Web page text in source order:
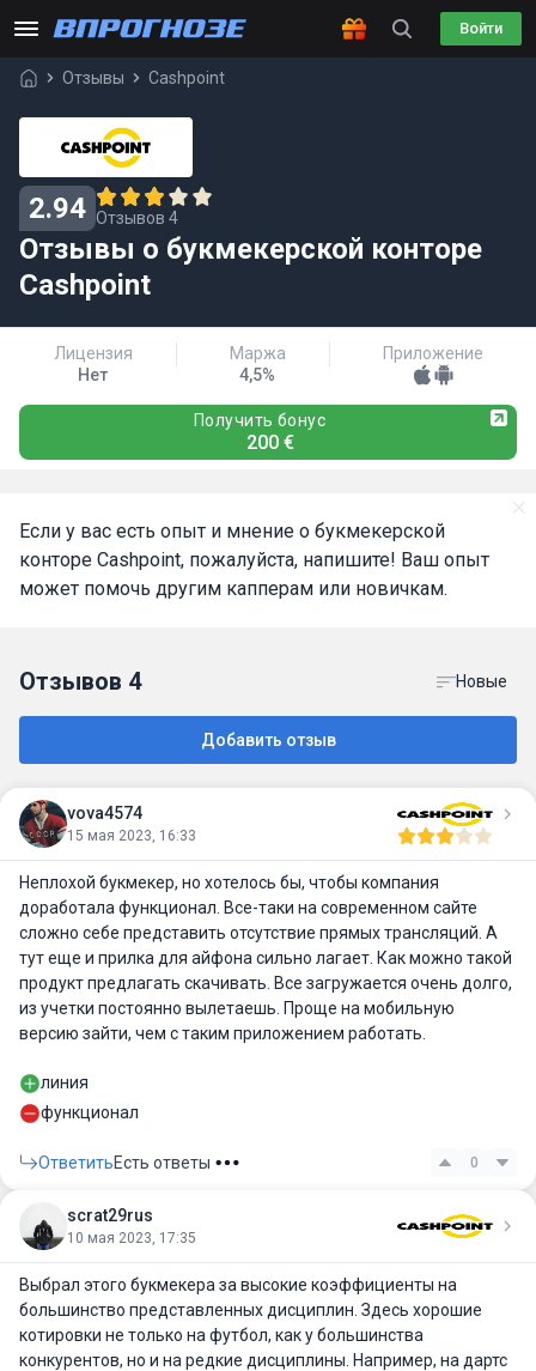
Войти
Отзывы Cashpoint
2.94 Отзывов 4
Отзывы о букмекерской конторе
Cashpoint
Получить бонус
200 €
Лицензия
Нет
Маржа
4,5%
Приложение
Если у вас есть опыт и мнение о букмекерской
конторе Cashpoint, пожалуйста, напишите! Ваш опыт
может помочь другим капперам или новичкам.
Отзывов 4 Новые
Добавить отзыв
vova4574
15 мая 2023, 16:33
Неплохой букмекер, но хотелось бы, чтобы компания
доработала функционал. Все-таки на современном сайте
сложно себе представить отсутствие прямых трансляций. А
тут еще и прилка для айфона сильно лагает. Как можно такой
продукт предлагать скачивать. Все загружается очень долго,
из учетки постоянно вылетаешь. Проще на мобильную
версию зайти, чем с таким приложением работать.
линия
функционал
ОтветитьЕсть ответы 0
scrat29rus
10 мая 2023, 17:35
Выбрал этого букмекера за высокие коэффициенты на
большинство представленных дисциплин. Здесь хорошие
котировки не только на футбол, как у большинства
конкурентов, но и на редкие дисциплины. Например, на дартс